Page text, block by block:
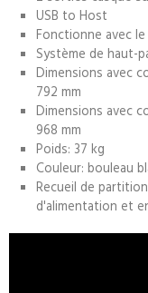
USB to Host
Fonctionne avec
Système de haut-
Dimensions avec
792 mm
Dimensions avec
968 mm
Poids: 37 kg
Couleur: bouleau
Recueil de
d'alimentation et